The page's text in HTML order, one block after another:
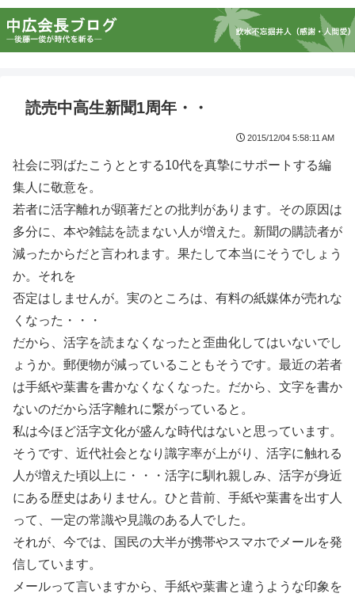
読売中高生新聞1周年・・
2015/12/04 5:58:11 AM
社会に羽ばたこうととする10代を真摯にサポートする編
集人に敬意を。
若者に活字離れが顕著だとの批判があります。その原因は
多分に、本や雑誌を読まない人が増えた。新聞の購読者が
減ったからだと言われます。果たして本当にそうでしょう
か。それを
否定はしませんが。実のところは、有料の紙媒体が売れな
くなった・・・
だから、活字を読まなくなったと歪曲化してはいないでし
ょうか。郵便物が減っていることもそうです。最近の若者
は手紙や葉書を書かなくなくなった。だから、文字を書か
ないのだから活字離れに繋がっていると。
私は今ほど活字文化が盛んな時代はないと思っています。
そうです、近代社会となり識字率が上がり、活字に触れる
人が増えた頃以上に・・・活字に馴れ親しみ、活字が身近
にある歴史はありません。ひと昔前、手紙や葉書を出す人
って、一定の常識や見識のある人でした。
それが、今では、国民の大半が携帯やスマホでメールを発
信しています。
メールって言いますから、手紙や葉書と違うような印象を